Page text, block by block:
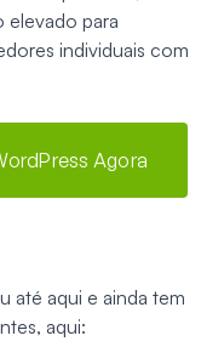
para
individuais com
Agora
até aqui e ainda tem
aqui: